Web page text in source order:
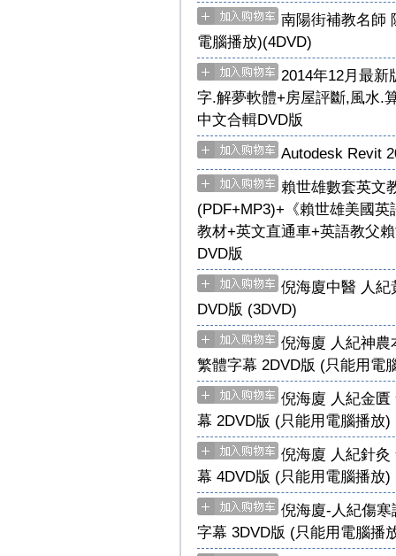
南陽街補教名師
電腦播放)(4DVD)
2014年12月最
字.解夢軟體+房屋評斷,風水.
中文合輯DVD版
Autodesk Revit
賴世雄數套英文
(PDF+MP3)+《賴世雄美國
教材+英文直通車+英語教父
DVD版
倪海廈中醫 人
DVD版 (3DVD)
倪海廈 人紀神
繁體字幕 2DVD版 (只能用電
倪海廈 人紀金
幕 2DVD版 (只能用電腦播放)
倪海廈 人紀針
幕 4DVD版 (只能用電腦播放)
倪海廈-人紀傷
字幕 3DVD版 (只能用電腦播